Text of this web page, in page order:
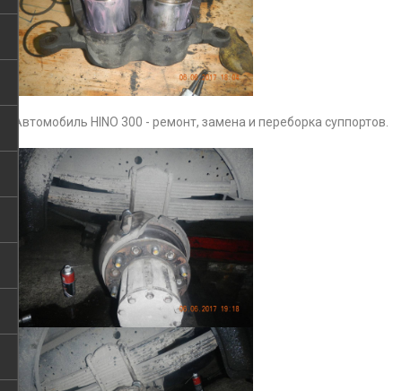
Автомобиль HINO 300 - ремонт, замена и переборка суппортов.